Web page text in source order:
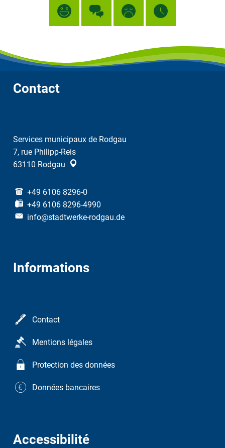
Contact
Services municipaux de Rodgau
7, rue Philipp-Reis
63110 Rodgau
+49 6106 8296-0
+49 6106 8296-4990
info@stadtwerke-rodgau.de
Informations
Contact
Mentions légales
Protection des données
Données bancaires
Accessibilité